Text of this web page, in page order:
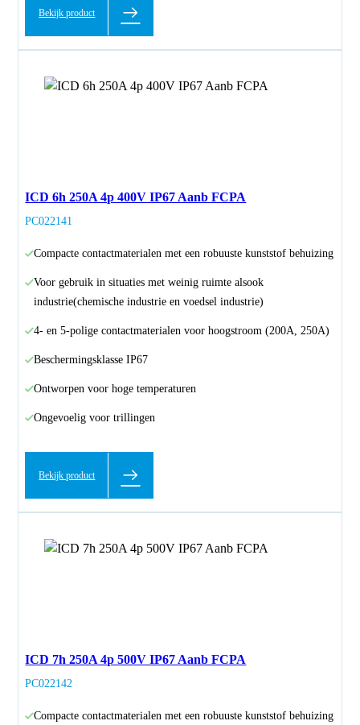
Bekijk product
ICD 6h 250A 4p 400V IP67 Aanb FCPA
PC022141
Compacte contactmaterialen met een robuuste kunststof behuizing
Voor gebruik in situaties met weinig ruimte alsook
industrie(chemische industrie en voedsel industrie)
4- en 5-polige contactmaterialen voor hoogstroom (200A, 250A)
Beschermingsklasse IP67
Ontworpen voor hoge temperaturen
Ongevoelig voor trillingen
Bekijk product
ICD 7h 250A 4p 500V IP67 Aanb FCPA
PC022142
Compacte contactmaterialen met een robuuste kunststof behuizing